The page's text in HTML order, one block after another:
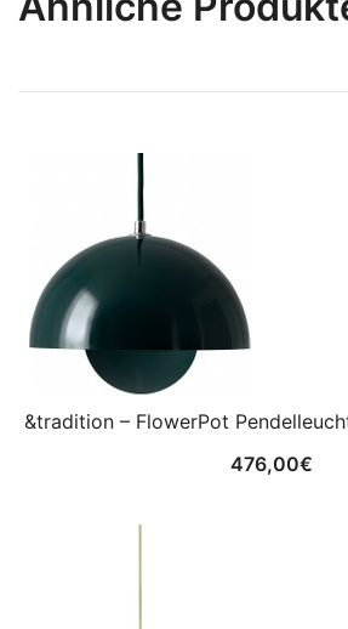
&tradition – FlowerPot
476,00€